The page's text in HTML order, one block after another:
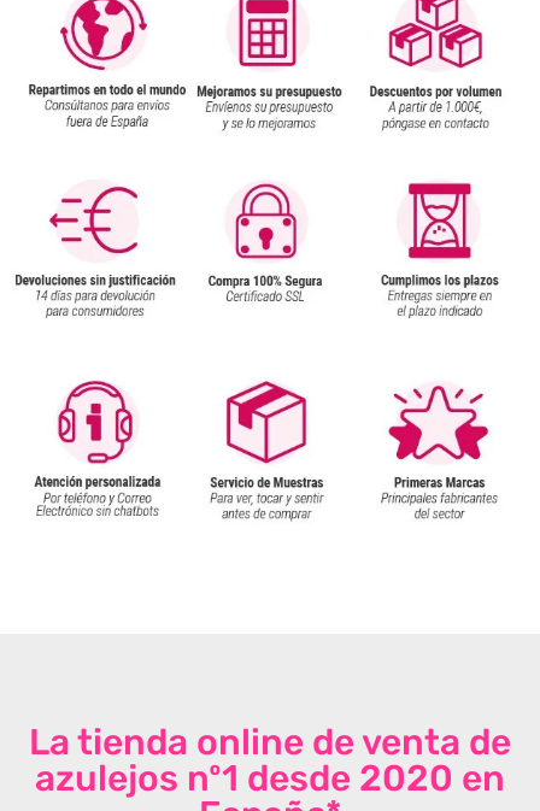
La tienda online de venta de
azulejos nº1 desde 2020 en